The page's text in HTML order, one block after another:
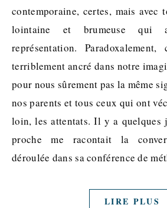
contemporaine, certes, mais avec
lointaine et brumeuse qui
représentation.
terriblement ancré dans notre
pour nous sûrement pas la même
nos parents et tous ceux qui ont
loin, les attentats. Il y a quelques
proche me racontait la
déroulée dans sa conférence de
LIRE PLUS